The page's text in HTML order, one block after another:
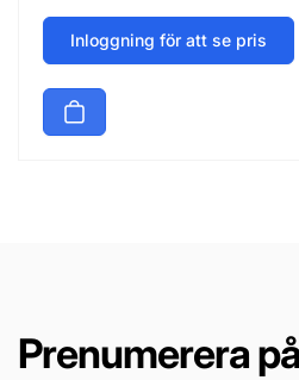
Inloggning för att se pris
Prenumerera